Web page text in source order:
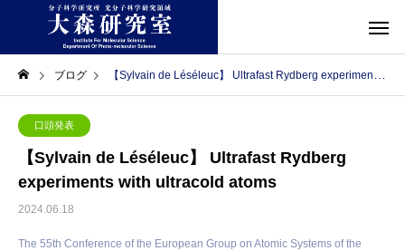
ブログ 【Sylvain de Léséleuc】 Ultrafast Rydberg experiments with ultracold atoms
口頭発表
【Sylvain de Léséleuc】 Ultrafast Rydberg
experiments with ultracold atoms
2024.06.18
The 55th Conference of the European Group on Atomic Systems of the